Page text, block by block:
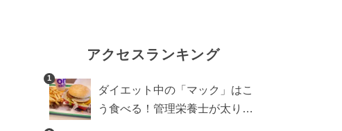
アクセスランキング
1
ダイエット中の「マック」はこ
う食べる！管理栄養士が太りに